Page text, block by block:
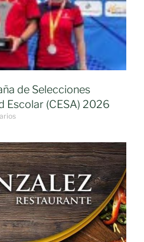
de Selecciones
Escolar (CESA) 2026